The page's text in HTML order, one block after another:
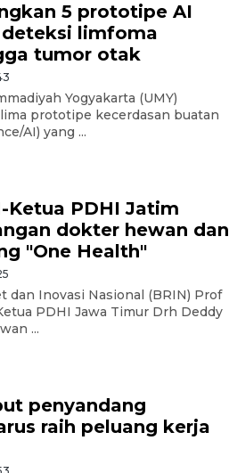
5 prototipe AI
limfoma
tumor otak
Yogyakarta (UMY)
prototipe kecerdasan buatan
AI) yang ...
Ketua PDHI Jatim
dokter hewan dan
"One Health"
dan Inovasi Nasional (BRIN) Prof
PDHI Jawa Timur Drh Deddy
...
penyandang
raih peluang kerja